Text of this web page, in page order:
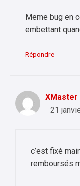
Meme bug en
embettant
Répondre
XMaster
21
c’est fixé
remboursés